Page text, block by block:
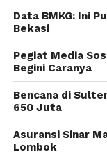
Data BMKG: Ini
Bekasi
Pegiat Media
Begini Caranya
Bencana di
650 Juta
Asuransi Sinar
Lombok